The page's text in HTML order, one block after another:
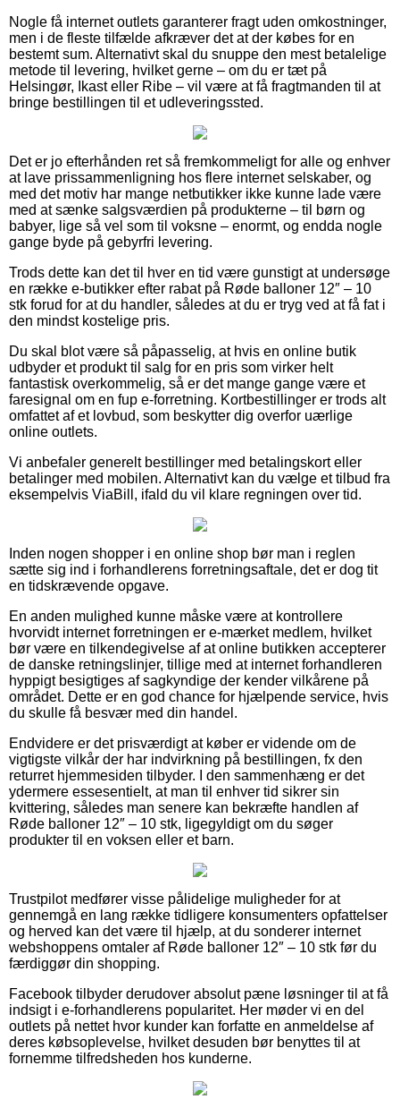
Nogle få internet outlets garanterer fragt uden omkostninger,
men i de fleste tilfælde afkræver det at der købes for en
bestemt sum. Alternativt skal du snuppe den mest betalelige
metode til levering, hvilket gerne – om du er tæt på
Helsingør, Ikast eller Ribe – vil være at få fragtmanden til at
bringe bestillingen til et udleveringssted.
Det er jo efterhånden ret så fremkommeligt for alle og enhver
at lave prissammenligning hos flere internet selskaber, og
med det motiv har mange netbutikker ikke kunne lade være
med at sænke salgsværdien på produkterne – til børn og
babyer, lige så vel som til voksne – enormt, og endda nogle
gange byde på gebyrfri levering.
Trods dette kan det til hver en tid være gunstigt at undersøge
en række e-butikker efter rabat på Røde balloner 12″ – 10
stk forud for at du handler, således at du er tryg ved at få fat i
den mindst kostelige pris.
Du skal blot være så påpasselig, at hvis en online butik
udbyder et produkt til salg for en pris som virker helt
fantastisk overkommelig, så er det mange gange være et
faresignal om en fup e-forretning. Kortbestillinger er trods alt
omfattet af et lovbud, som beskytter dig overfor uærlige
online outlets.
Vi anbefaler generelt bestillinger med betalingskort eller
betalinger med mobilen. Alternativt kan du vælge et tilbud fra
eksempelvis ViaBill, ifald du vil klare regningen over tid.
Inden nogen shopper i en online shop bør man i reglen
sætte sig ind i forhandlerens forretningsaftale, det er dog tit
en tidskrævende opgave.
En anden mulighed kunne måske være at kontrollere
hvorvidt internet forretningen er e-mærket medlem, hvilket
bør være en tilkendegivelse af at online butikken accepterer
de danske retningslinjer, tillige med at internet forhandleren
hyppigt besigtiges af sagkyndige der kender vilkårene på
området. Dette er en god chance for hjælpende service, hvis
du skulle få besvær med din handel.
Endvidere er det prisværdigt at køber er vidende om de
vigtigste vilkår der har indvirkning på bestillingen, fx den
returret hjemmesiden tilbyder. I den sammenhæng er det
ydermere essesentielt, at man til enhver tid sikrer sin
kvittering, således man senere kan bekræfte handlen af
Røde balloner 12″ – 10 stk, ligegyldigt om du søger
produkter til en voksen eller et barn.
Trustpilot medfører visse pålidelige muligheder for at
gennemgå en lang række tidligere konsumenters opfattelser
og herved kan det være til hjælp, at du sonderer internet
webshoppens omtaler af Røde balloner 12″ – 10 stk før du
færdiggør din shopping.
Facebook tilbyder derudover absolut pæne løsninger til at få
indsigt i e-forhandlerens popularitet. Her møder vi en del
outlets på nettet hvor kunder kan forfatte en anmeldelse af
deres købsoplevelse, hvilket desuden bør benyttes til at
fornemme tilfredsheden hos kunderne.